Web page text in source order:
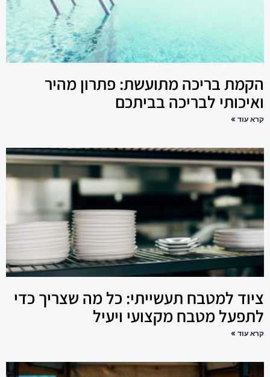
הקמת בריכה מתועשת: פתרון מהיר
ואיכותי לבריכה בביתכם
קרא עוד »
ציוד למטבח תעשייתי: כל מה שצריך כדי
לתפעל מטבח מקצועי ויעיל
קרא עוד »